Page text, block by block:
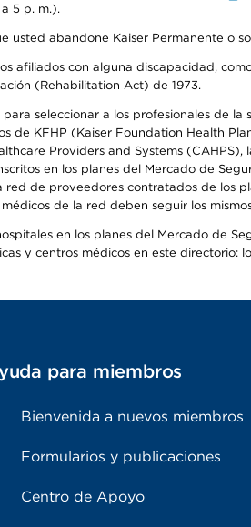
5 p. m.).
abandone Kaiser Permanente o
afiliados con alguna discapacidad,
(Rehabilitation Act) de 1973.
seleccionar a los profesionales de
KFHP (Kaiser Foundation Health
Providers and Systems (CAHPS),
en los planes del Mercado de
de proveedores contratados de los
de la red deben seguir los
en los planes del Mercado de
y centros médicos en este directorio:
para miembros
Bienvenida a nuevos miembros
Formularios y publicaciones
Centro de Apoyo